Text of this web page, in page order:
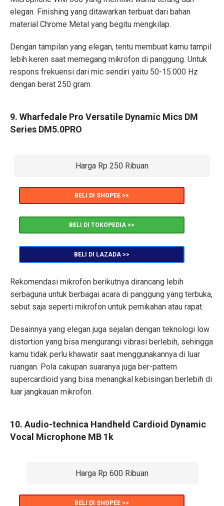
elegan. Finishing yang ditawarkan terbuat dari bahan
material Chrome Metal yang begitu mengkilap.
Dengan tampilan yang elegan, tentu membuat kamu tampil
lebih keren saat memegang mikrofon di panggung. Untuk
respons frekuensi dari mic sendiri yaitu 50-15.000 Hz
dengan berat 250 gram.
9. Wharfedale Pro Versatile Dynamic Mics DM
Series DM5.0PRO
Harga Rp 250 Ribuan
BELI DI SHOPEE >>
BELI DI TOKOPEDIA >>
BELI DI LAZADA >>
Rekomendasi mikrofon berikutnya dirancang lebih
serbaguna untuk berbagai acara di panggung yang terbuka,
sebut saja seperti mikrofon untuk pernikahan atau rapat.
Desainnya yang elegan juga sejalan dengan teknologi low
distortion yang bisa mengurangi vibrasi berlebih, sehingga
kamu tidak perlu khawatir saat menggunakannya di luar
ruangan. Pola cakupan suaranya juga ber-pattern
supercardioid yang bisa menangkal kebisingan berlebih di
luar jangkauan mikrofon.
10. Audio-technica Handheld Cardioid Dynamic
Vocal Microphone MB 1k
Harga Rp 600 Ribuan
BELI DI SHOPEE >>